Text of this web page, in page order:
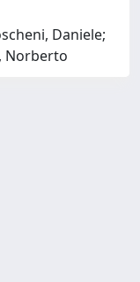
Daniele;
Norberto